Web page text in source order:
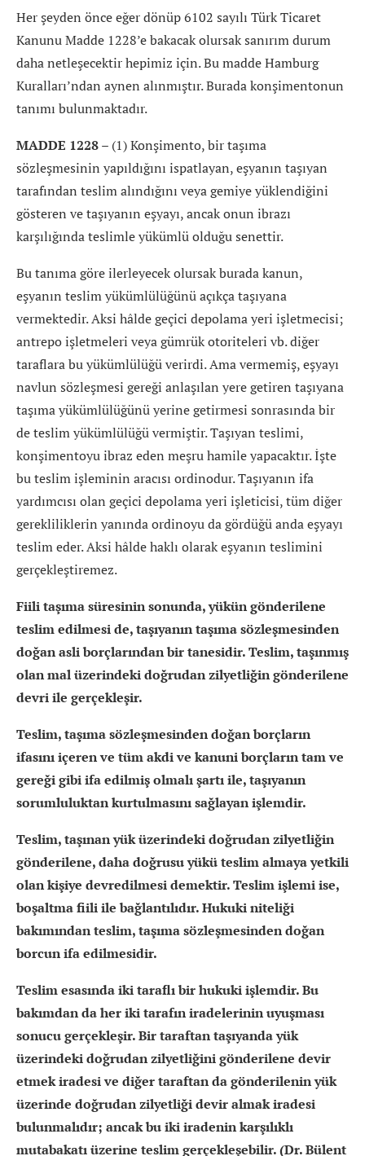
Her şeyden önce eğer dönüp 6102 sayılı Türk Ticaret
Kanunu Madde 1228’e bakacak olursak sanırım durum
daha netleşecektir hepimiz için. Bu madde Hamburg
Kuralları’ndan aynen alınmıştır. Burada konşimentonun
tanımı bulunmaktadır.
MADDE 1228– (1) Konşimento, bir taşıma
sözleşmesinin yapıldığını ispatlayan, eşyanın taşıyan
tarafından teslim alındığını veya gemiye yüklendiğini
gösteren ve taşıyanın eşyayı, ancak onun ibrazı
karşılığında teslimle yükümlü olduğu senettir.
Bu tanıma göre ilerleyecek olursak burada kanun,
eşyanın teslim yükümlülüğünü açıkça taşıyana
vermektedir. Aksi hâlde geçici depolama yeri işletmecisi;
antrepo işletmeleri veya gümrük otoriteleri vb. diğer
taraflara bu yükümlülüğü verirdi. Ama vermemiş, eşyayı
navlun sözleşmesi gereği anlaşılan yere getiren taşıyana
taşıma yükümlülüğünü yerine getirmesi sonrasında bir
de teslim yükümlülüğü vermiştir. Taşıyan teslimi,
konşimentoyu ibraz eden meşru hamile yapacaktır. İşte
bu teslim işleminin aracısı ordinodur. Taşıyanın ifa
yardımcısı olan geçici depolama yeri işleticisi, tüm diğer
gerekliliklerin yanında ordinoyu da gördüğü anda eşyayı
teslim eder. Aksi hâlde haklı olarak eşyanın teslimini
gerçekleştiremez.
Fiili taşıma süresinin sonunda, yükün gönderilene
teslim edilmesi de, taşıyanın taşıma sözleşmesinden
doğan asli borçlarından bir tanesidir. Teslim, taşınmış
olan mal üzerindeki doğrudan zilyetliğin gönderilene
devri ile gerçekleşir.
Teslim, taşıma sözleşmesinden doğan borçların
ifasını içeren ve tüm akdi ve kanuni borçların tam ve
gereği gibi ifa edilmiş olmalı şartı ile, taşıyanın
sorumluluktan kurtulmasını sağlayan işlemdir.
Teslim, taşınan yük üzerindeki doğrudan zilyetliğin
gönderilene, daha doğrusu yükü teslim almaya yetkili
olan kişiye devredilmesi demektir. Teslim işlemi ise,
boşaltma fiili ile bağlantılıdır. Hukuki niteliği
bakımından teslim, taşıma sözleşmesinden doğan
borcun ifa edilmesidir.
Teslim esasında iki taraflı bir hukuki işlemdir. Bu
bakımdan da her iki tarafın iradelerinin uyuşması
sonucu gerçekleşir. Bir taraftan taşıyanda yük
üzerindeki doğrudan zilyetliğini gönderilene devir
etmek iradesi ve diğer taraftan da gönderilenin yük
üzerinde doğrudan zilyetliği devir almak iradesi
bulunmalıdır; ancak bu iki iradenin karşılıklı
mutabakatı üzerine teslim gerçekleşebilir. (Dr. Bülent